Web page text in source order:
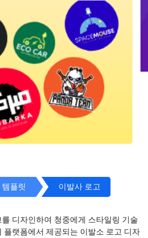
템플릿 이발사 로고
디자인하여 청중에게 스타일링 기술
플랫폼에서 제공되는 이발소 로고 디자